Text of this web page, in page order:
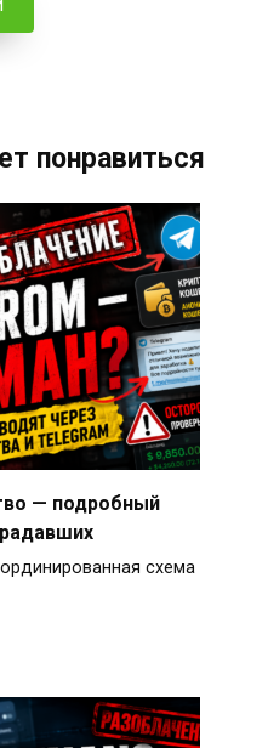
понравиться
— подробный
схема